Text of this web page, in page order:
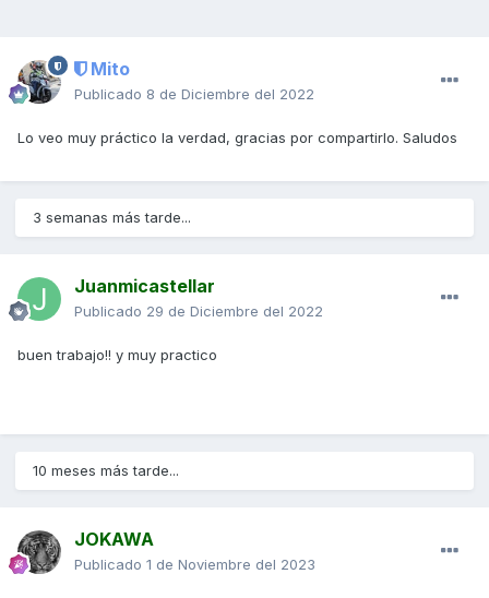
Mito
Publicado 8 de Diciembre del 2022
Lo veo muy práctico la verdad, gracias por compartirlo. Saludos
3 semanas más tarde...
Juanmicastellar
Publicado 29 de Diciembre del 2022
buen trabajo!! y muy practico
10 meses más tarde...
JOKAWA
Publicado 1 de Noviembre del 2023